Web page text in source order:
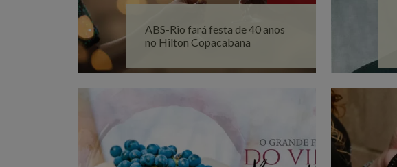
ABS-Rio fará festa de 40 anos
no Hilton Copacabana